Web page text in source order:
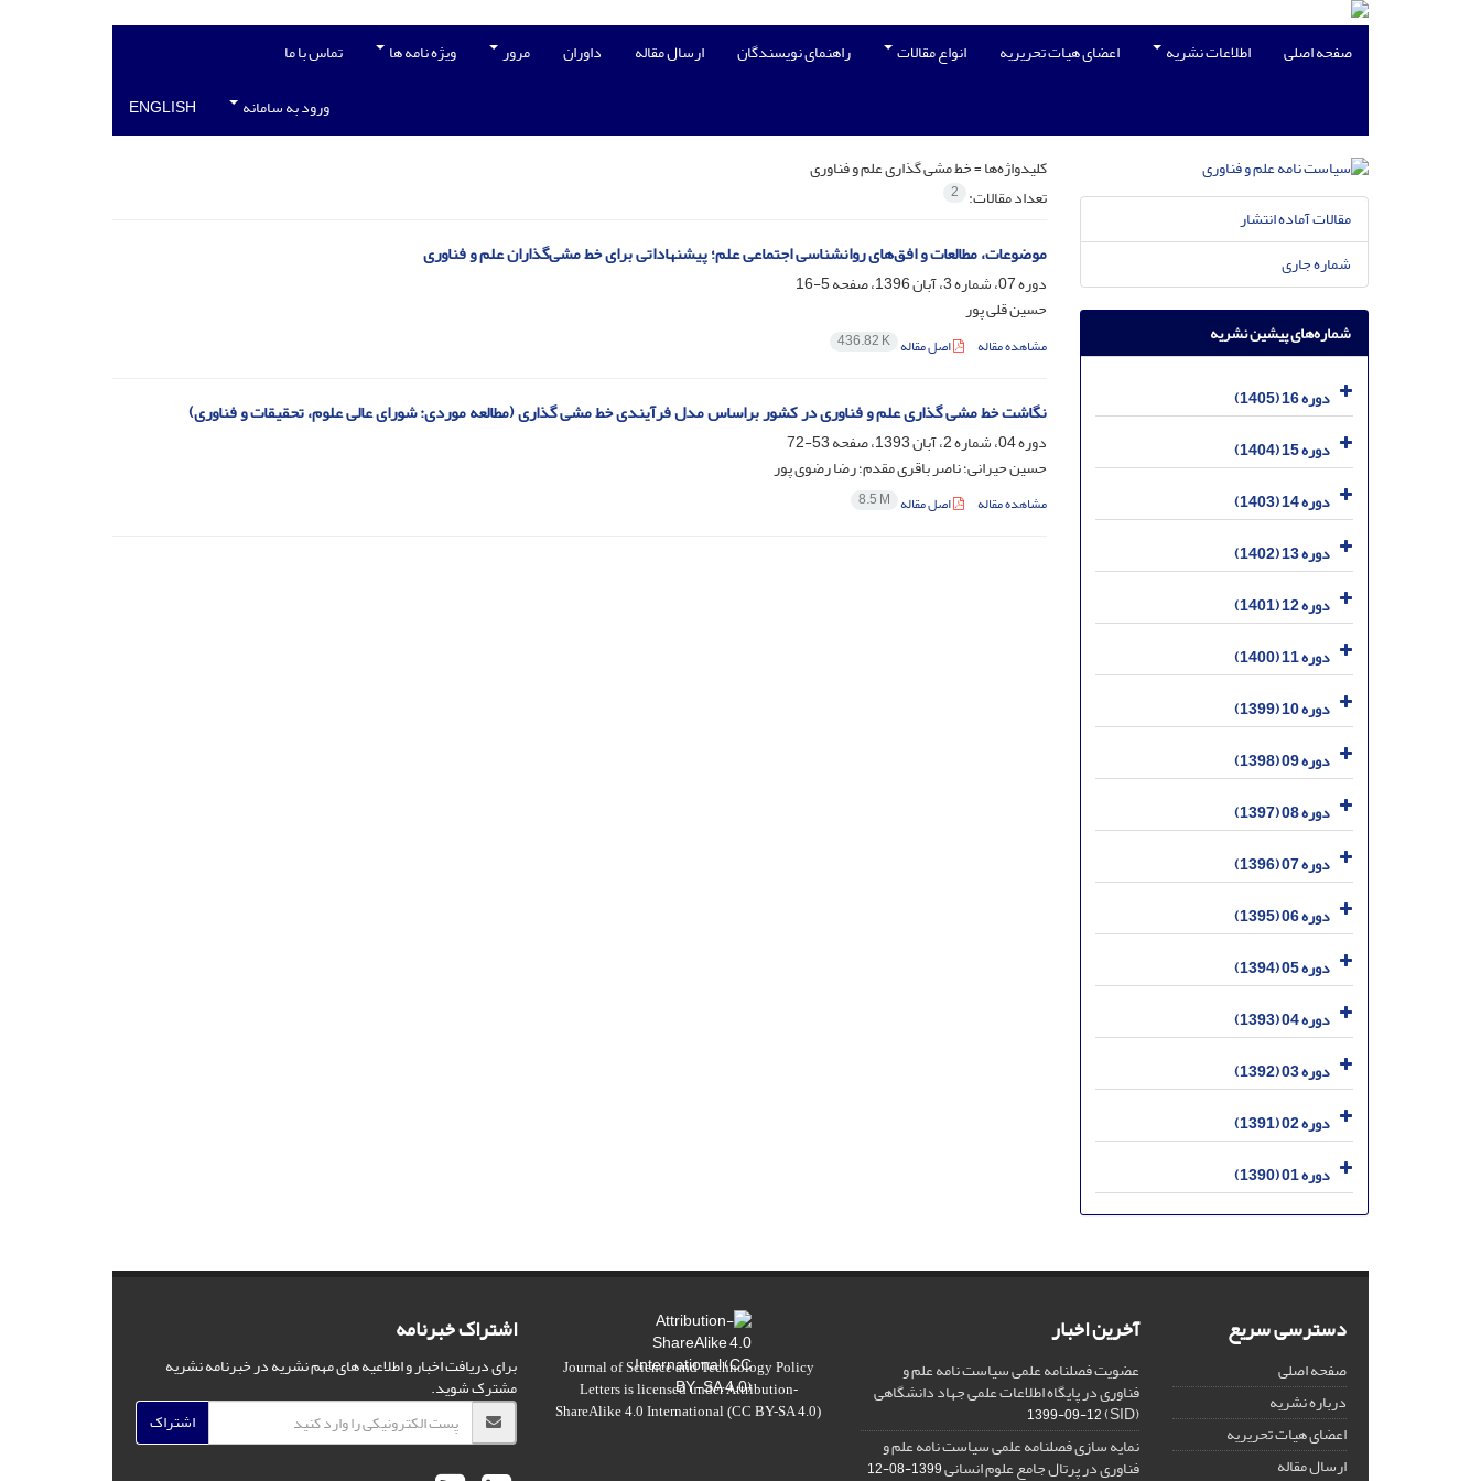
صفحه اصلی اطلاعات نشریه اعضای هیات تحریریه انواع مقالات راهنمای نویسندگان ارسال مقاله داوران مرور ویژه نامه ها
تماس با ما
ورود به سامانه
ENGLISH
کلیدواژه‌ها =خط مشی گذاری علم و فناوری
تعداد مقالات: 2
موضوعات، مطالعات و افق‌های روانشناسی اجتماعی علم؛ پیشنهاداتی برای خط‌ مشی‌گذاران علم و فناوری
دوره 07، شماره 3، آبان 1396، صفحه
5-16
حسین قلی پور
مشاهده مقاله اصل مقاله 436.82 K
نگاشت خط مشی گذاری علم و فناوری در کشور براساس مدل فرآیندی خط مشی گذاری (مطالعه موردی: شورای عالی علوم، تحقیقات و فناوری)
دوره 04، شماره 2، آبان 1393، صفحه
53-72
حسین حیرانی؛ ناصر باقری مقدم؛ رضا رضوی پور
مشاهده مقاله اصل مقاله 8.5 M
مقالات آماده انتشار
شماره جاری
شماره‌های پیشین نشریه
دوره 16 (1405)
دوره 15 (1404)
دوره 14 (1403)
دوره 13 (1402)
دوره 12 (1401)
دوره 11 (1400)
دوره 10 (1399)
دوره 09 (1398)
دوره 08 (1397)
دوره 07 (1396)
دوره 06 (1395)
دوره 05 (1394)
دوره 04 (1393)
دوره 03 (1392)
دوره 02 (1391)
دوره 01 (1390)
دسترسی سریع
صفحه اصلی
درباره نشریه
اعضای هیات تحریریه
ارسال مقاله
آخرین اخبار
عضویت فصلنامه علمی سیاست نامه علم و
فناوری در پایگاه اطلاعات علمی جهاد دانشگاهی
(SID)
1399-09-12
نمایه سازی فصلنامه علمی سیاست نامه علم و
فناوری در پرتال جامع علوم انسانی1399-08-12
Journal of Science and Technology Policy
Lettersis licensed underAttribution-
ShareAlike 4.0 International (CC BY-SA 4.0)
اشتراک خبرنامه
برای دریافت اخبار و اطلاعیه های مهم نشریه در خبرنامه نشریه
مشترک شوید.
اشتراک